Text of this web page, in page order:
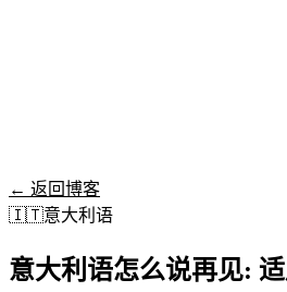
← 返回博客
🇮🇹意大利语
意大利语怎么说再见: